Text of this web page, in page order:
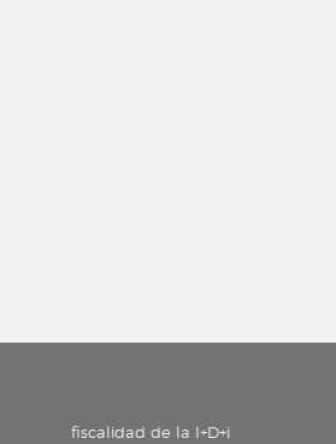
fiscalidad de la I+D+i